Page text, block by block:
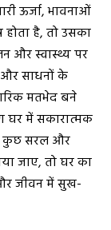
ऊर्जा, भावनाओं
है, तो उसका
और स्वास्थ्य पर
और साधनों के
मतभेद बने
घर में सकारात्मक
कुछ सरल और
जाए, तो घर का
जीवन में सुख-